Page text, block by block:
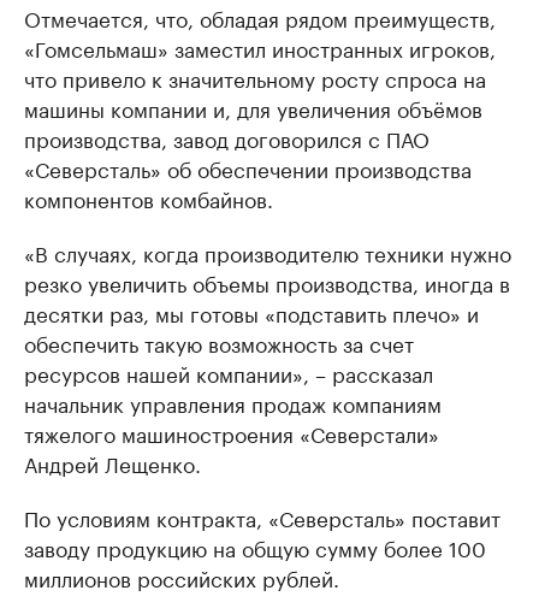
Отмечается, что, обладая рядом преимуществ,
«Гомсельмаш» заместил иностранных игроков,
что привело к значительному росту спроса на
машины компании и, для увеличения объёмов
производства, завод договорился с ПАО
«Северсталь» об обеспечении производства
компонентов комбайнов.
«В случаях, когда производителю техники нужно
резко увеличить объемы производства, иногда в
десятки раз, мы готовы «подставить плечо» и
обеспечить такую возможность за счет
ресурсов нашей компании», – рассказал
начальник управления продаж компаниям
тяжелого машиностроения «Северстали»
Андрей Лещенко.
По условиям контракта, «Северсталь» поставит
заводу продукцию на общую сумму более 100
миллионов российских рублей.